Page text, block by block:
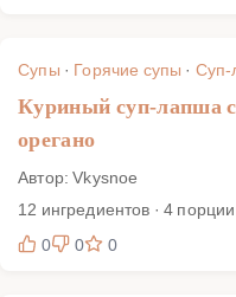
Супы · Горячие супы ·
Куриный суп-лапша
орегано
Автор: Vkysnoe
12 ингредиентов · 4
0
0 0